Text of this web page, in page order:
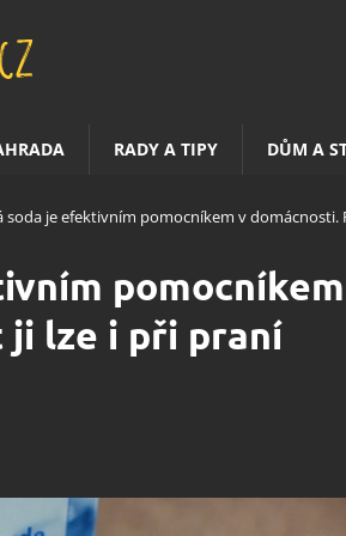
RADY A TIPY DŮM A
soda je efektivním pomocníkem v domácnosti.
ji lze i při praní